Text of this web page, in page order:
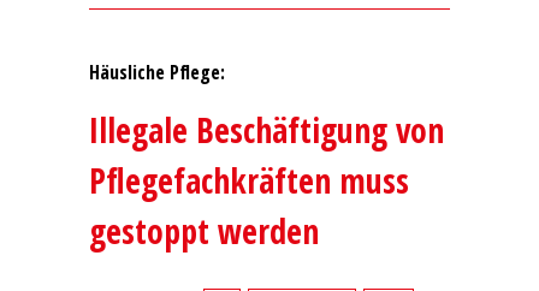
Häusliche Pflege:
Illegale Beschäftigung von
Pflegefachkräften muss
gestoppt werden